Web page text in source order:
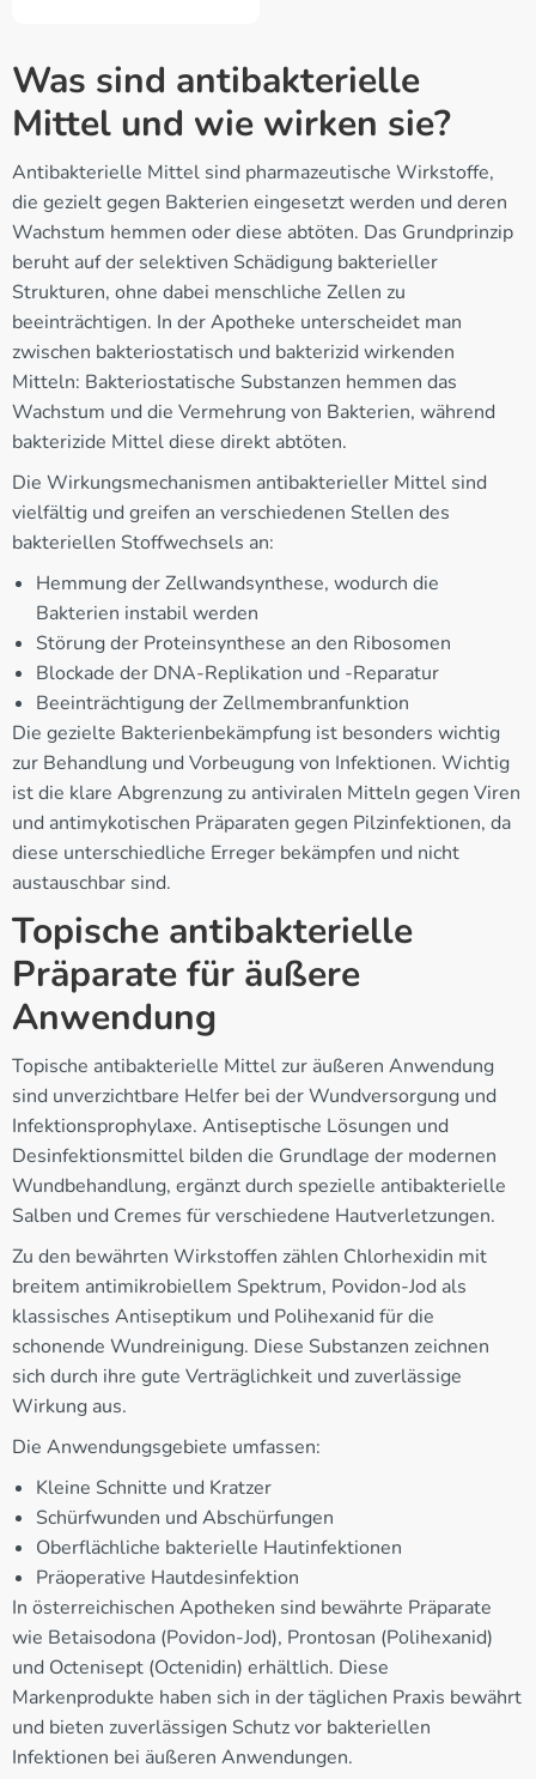
Was sind antibakterielle
Mittel und wie wirken sie?
Antibakterielle Mittel sind pharmazeutische Wirkstoffe,
die gezielt gegen Bakterien eingesetzt werden und deren
Wachstum hemmen oder diese abtöten. Das Grundprinzip
beruht auf der selektiven Schädigung bakterieller
Strukturen, ohne dabei menschliche Zellen zu
beeinträchtigen. In der Apotheke unterscheidet man
zwischen bakteriostatisch und bakterizid wirkenden
Mitteln: Bakteriostatische Substanzen hemmen das
Wachstum und die Vermehrung von Bakterien, während
bakterizide Mittel diese direkt abtöten.
Die Wirkungsmechanismen antibakterieller Mittel sind
vielfältig und greifen an verschiedenen Stellen des
bakteriellen Stoffwechsels an:
Hemmung der Zellwandsynthese, wodurch die
Bakterien instabil werden
Störung der Proteinsynthese an den Ribosomen
Blockade der DNA-Replikation und -Reparatur
Beeinträchtigung der Zellmembranfunktion
Die gezielte Bakterienbekämpfung ist besonders wichtig
zur Behandlung und Vorbeugung von Infektionen. Wichtig
ist die klare Abgrenzung zu antiviralen Mitteln gegen Viren
und antimykotischen Präparaten gegen Pilzinfektionen, da
diese unterschiedliche Erreger bekämpfen und nicht
austauschbar sind.
Topische antibakterielle
Präparate für äußere
Anwendung
Topische antibakterielle Mittel zur äußeren Anwendung
sind unverzichtbare Helfer bei der Wundversorgung und
Infektionsprophylaxe. Antiseptische Lösungen und
Desinfektionsmittel bilden die Grundlage der modernen
Wundbehandlung, ergänzt durch spezielle antibakterielle
Salben und Cremes für verschiedene Hautverletzungen.
Zu den bewährten Wirkstoffen zählen Chlorhexidin mit
breitem antimikrobiellem Spektrum, Povidon-Jod als
klassisches Antiseptikum und Polihexanid für die
schonende Wundreinigung. Diese Substanzen zeichnen
sich durch ihre gute Verträglichkeit und zuverlässige
Wirkung aus.
Die Anwendungsgebiete umfassen:
Kleine Schnitte und Kratzer
Schürfwunden und Abschürfungen
Oberflächliche bakterielle Hautinfektionen
Präoperative Hautdesinfektion
In österreichischen Apotheken sind bewährte Präparate
wie Betaisodona (Povidon-Jod), Prontosan (Polihexanid)
und Octenisept (Octenidin) erhältlich. Diese
Markenprodukte haben sich in der täglichen Praxis bewährt
und bieten zuverlässigen Schutz vor bakteriellen
Infektionen bei äußeren Anwendungen.